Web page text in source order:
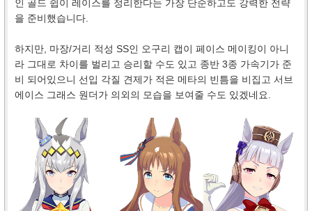
인 골드 쉽이 레이스를 정리한다는 가장 단순하고도 강력한 전략
을 준비했습니다.
하지만, 마장/거리 적성 SS인 오구리 캡이 페이스 메이킹이 아니
라 그대로 차이를 벌리고 승리할 수도 있고 종반 3종 가속기가 준
비 되어있으니 선입 각질 견제가 적은 메타의 빈틈을 비집고 서브
에이스 그래스 원더가 의외의 모습을 보여줄 수도 있겠네요.